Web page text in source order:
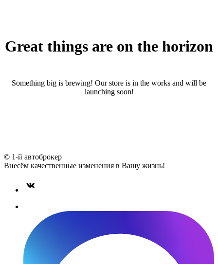
Great things are on the horizon
Something big is brewing! Our store is in the works and will be
launching soon!
© 1-й автоброкер
Внесём качественные изменения в Вашу жизнь!